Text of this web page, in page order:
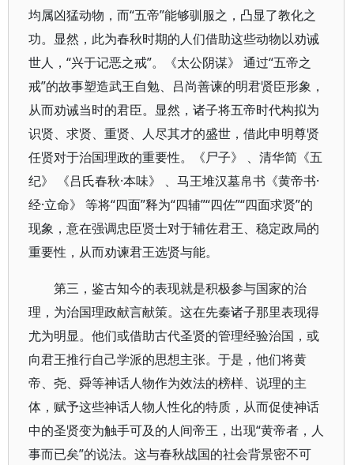
均属凶猛动物，而“五帝”能够驯服之，凸显了教化之
功。显然，此为春秋时期的人们借助这些动物以劝诫
世人，“兴于记恶之戒”。《太公阴谋》 通过“五帝之
戒”的故事塑造武王自勉、吕尚善谏的明君贤臣形象，
从而劝诫当时的君臣。显然，诸子将五帝时代构拟为
识贤、求贤、重贤、人尽其才的盛世，借此申明尊贤
任贤对于治国理政的重要性。《尸子》 、清华简《五
纪》 《吕氏春秋·本味》 、马王堆汉墓帛书《黄帝书·
经·立命》 等将“四面”释为“四辅”“四佐”“四面求贤”的
现象，意在强调忠臣贤士对于辅佐君王、稳定政局的
重要性，从而劝谏君王选贤与能。
第三，鉴古知今的表现就是积极参与国家的治
理，为治国理政献言献策。这在先秦诸子那里表现得
尤为明显。他们或借助古代圣贤的管理经验治国，或
向君王推行自己学派的思想主张。于是，他们将黄
帝、尧、舜等神话人物作为效法的榜样、说理的主
体，赋予这些神话人物人性化的特质，从而促使神话
中的圣贤变为触手可及的人间帝王，出现“黄帝者，人
事而已矣”的说法。这与春秋战国的社会背景密不可